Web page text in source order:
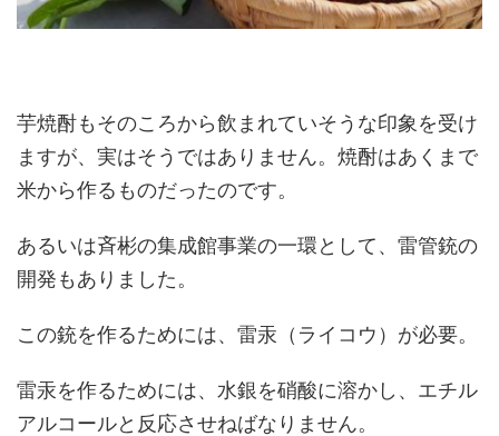
芋焼酎もそのころから飲まれていそうな印象を受け
ますが、実はそうではありません。焼酎はあくまで
米から作るものだったのです。
あるいは斉彬の集成館事業の一環として、雷管銃の
開発もありました。
この銃を作るためには、雷汞（ライコウ）が必要。
雷汞を作るためには、水銀を硝酸に溶かし、エチル
アルコールと反応させねばなりません。